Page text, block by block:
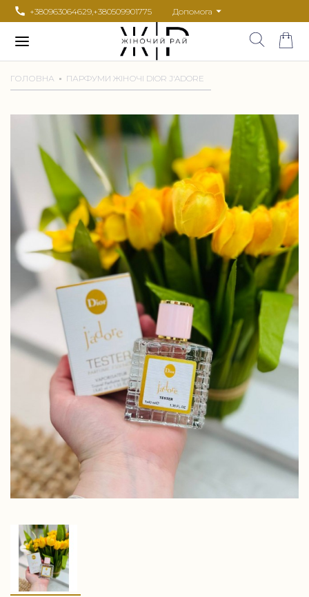
+380963064629 +380509901775 Допомога
ГОЛОВНА ПАРФУМИ ЖІНОЧІ DIOR J'ADORE